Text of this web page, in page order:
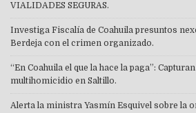
VIALIDADES SEGURAS.
Investiga Fiscalía de Coahuila presuntos
Berdeja con el crimen organizado.
“En Coahuila el que la hace la paga”:
multihomicidio en Saltillo.
Alerta la ministra Yasmín Esquivel sobre la